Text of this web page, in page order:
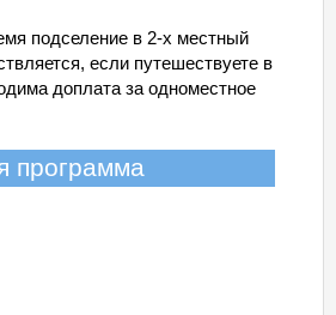
подселение в 2-х местный
если путешествуете в
доплата за одноместное
программа